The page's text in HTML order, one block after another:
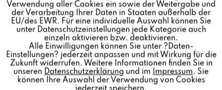
Das Timing überzeugt, die Durchhörbarkeit ist ziemlich
gut und insgesamt ist das vermutlich um Welten besser,
als das, was der Durchschnitts-Musikkonsument so zu
Hause nutzt. Am besten klingen die A200, wenn man
sie ein bisschen fordert, sprich etwas lauter hört. Dann
spürt man, dass die A200 noch ein bisschen aus sich
rauskommt, was dann bis zu ziemlich hohen Pegeln
Service Inaktiv
Verwendung aller Cookies ein sowie der Weitergabe und
der Verarbeitung Ihrer Daten in Staaten außerhalb der
EU/des EWR. Für eine individuelle Auswahl können Sie
unter Datenschutzeinstellungen jede Kategorie auch
einzeln aktivieren bzw. deaktivieren.
Alle Einwilligungen können Sie unter ?Daten-
Einstellungen? jederzeit anpassen und mit Wirkung für die
Zukunft widerrufen. Weitere Informationen finden Sie in
unseren Datenschutzerklärung und im Impressum. Sie
können Ihre Auswahl der Verwendung von Cookies